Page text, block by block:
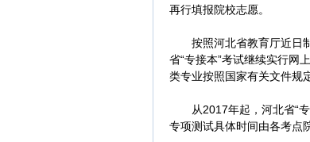
再行填报院校志愿。
按照河北省教育厅近日制
省“专接本”考试继续实行网
类专业按照国家有关文件规
从2017年起，河北省“专
专项测试具体时间由各考点